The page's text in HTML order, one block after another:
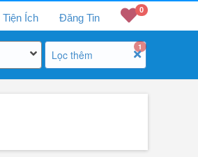
Tiện Ích Đăng Tin
0
1
Lọc thêm